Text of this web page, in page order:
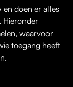
en doen er alles
Hieronder
waarvoor
toegang heeft